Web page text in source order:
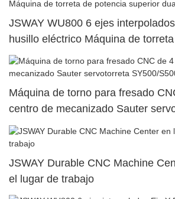
JSWAY WU800 6 ejes
husillo eléctrico Máquina de
superior dual76
Máquina de torno para fresado
centro de mecanizado Sauter
SY500/S500/SY300/S30012
JSWAY Durable CNC Machine
el lugar de trabajo